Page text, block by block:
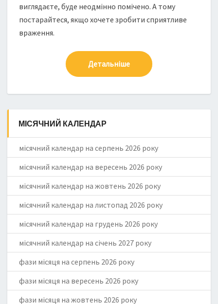
виглядаєте, буде неодмінно помічено. А тому
постарайтеся, якщо хочете зробити сприятливе
враження.
Детальніше
МІСЯЧНИЙ КАЛЕНДАР
місячний календар на серпень 2026 року
місячний календар на вересень 2026 року
місячний календар на жовтень 2026 року
місячний календар на листопад 2026 року
місячний календар на грудень 2026 року
місячний календар на січень 2027 року
фази місяця на серпень 2026 року
фази місяця на вересень 2026 року
фази місяця на жовтень 2026 року